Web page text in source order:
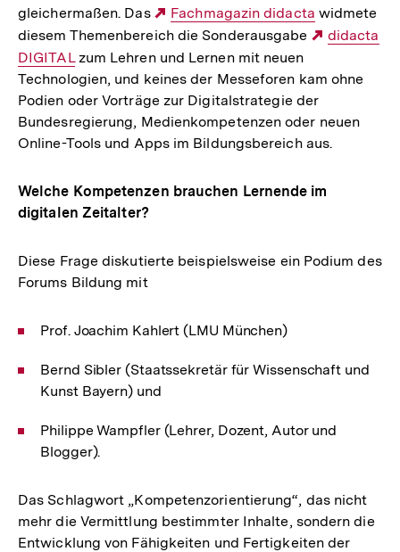
gleichermaßen. Das
Externer
Link:
Fachmagazin didacta widmete
diesem Themenbereich die Sonderausgabe
Externer
didacta
DIGITALzum Lehren und Lernen mit neuen
Technologien, und keines der Messeforen kam ohne
Podien oder Vorträge zur Digitalstrategie der
Bundesregierung, Medienkompetenzen oder neuen
Online-Tools und Apps im Bildungsbereich aus.
Welche Kompetenzen brauchen Lernende im
digitalen Zeitalter?
Diese Frage diskutierte beispielsweise ein Podium des
Forums Bildung mit
Prof. Joachim Kahlert (LMU München)
Bernd Sibler (Staatssekretär für Wissenschaft und
Kunst Bayern) und
Philippe Wampfler (Lehrer, Dozent, Autor und
Blogger).
Das Schlagwort „Kompetenzorientierung“, das nicht
mehr die Vermittlung bestimmter Inhalte, sondern die
Entwicklung von Fähigkeiten und Fertigkeiten der